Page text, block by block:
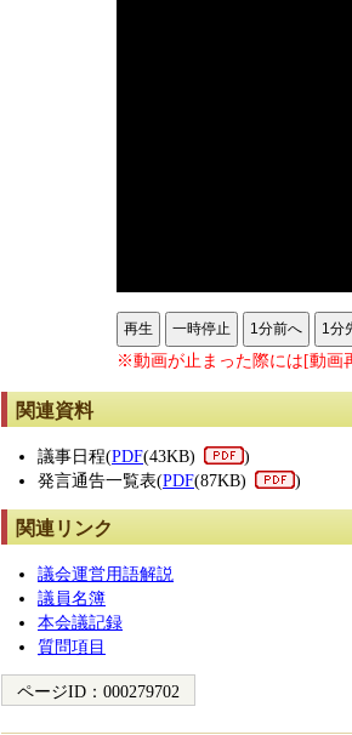
再生 一時停止 1分前へ 1分
※動画が止まった際には[動画
関連資料
議事日程(PDF(43KB)
)
発言通告一覧表(PDF(87KB) )
関連リンク
議会運営用語解説
議員名簿
本会議記録
質問項目
ページID： 000279702